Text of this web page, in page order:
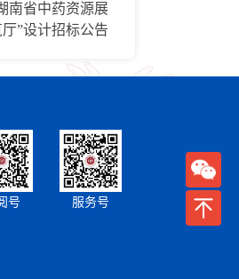
南省中药资源展
厅”设计招标公告
号 服务号